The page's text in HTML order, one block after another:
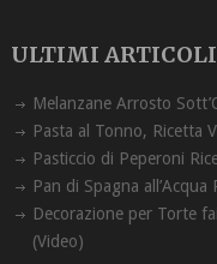
ULTIMI
Pasta al Tonno, Ricetta
Pasticcio di Peperoni
Pan di Spagna all’Acqua
Decorazione per Torte
(Video)